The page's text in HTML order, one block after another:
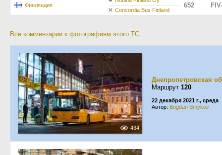
Финляндия 652
Concordia Bus Finland
Все комментарии к фотографиям этого ТС
434
Днепропетровская
Маршрут 120
22 декабря 2021 г., среда
Автор: Bogdan Smykov